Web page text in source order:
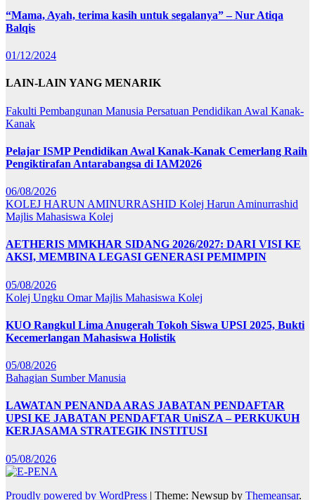
“Mama, Ayah, terima kasih untuk segalanya” – Nur Atiqa
Balqis
01/12/2024
LAIN-LAIN YANG MENARIK
Fakulti Pembangunan Manusia Persatuan Pendidikan Awal Kanak-
Kanak
Pelajar ISMP Pendidikan Awal Kanak-Kanak Cemerlang Raih
Pengiktirafan Antarabangsa di IAM2026
06/08/2026
KOLEJ HARUN AMINURRASHID Kolej Harun Aminurrashid
Majlis Mahasiswa Kolej
AETHERIS MMKHAR SIDANG 2026/2027: DARI VISI KE
AKSI, MEMBINA LEGASI GENERASI PEMIMPIN
05/08/2026
Kolej Ungku OmarMajlis Mahasiswa Kolej
KUO Rangkul Lima Anugerah Tokoh Siswa UPSI 2025, Bukti
Kecemerlangan Mahasiswa Holistik
05/08/2026
Bahagian Sumber Manusia
LAWATAN PENANDA ARAS JABATAN PENDAFTAR
UPSI KE JABATAN PENDAFTAR UniSZA – PERKUKUH
KERJASAMA STRATEGIK INSTITUSI
05/08/2026
Proudly powered by WordPress | Theme: Newsup by Themeansar.